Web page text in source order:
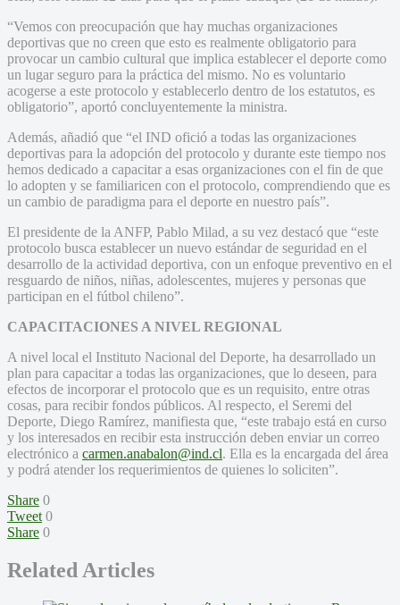
“Vemos con preocupación que hay muchas organizaciones
deportivas que no creen que esto es realmente obligatorio para
provocar un cambio cultural que implica establecer el deporte como
un lugar seguro para la práctica del mismo. No es voluntario
acogerse a este protocolo y establecerlo dentro de los estatutos, es
obligatorio”, aportó concluyentemente la ministra.
Además, añadió que “el IND ofició a todas las organizaciones
deportivas para la adopción del protocolo y durante este tiempo nos
hemos dedicado a capacitar a esas organizaciones con el fin de que
lo adopten y se familiaricen con el protocolo, comprendiendo que es
un cambio de paradigma para el deporte en nuestro país”.
El presidente de la ANFP, Pablo Milad, a su vez destacó que “este
protocolo busca establecer un nuevo estándar de seguridad en el
desarrollo de la actividad deportiva, con un enfoque preventivo en el
resguardo de niños, niñas, adolescentes, mujeres y personas que
participan en el fútbol chileno”.
CAPACITACIONES A NIVEL REGIONAL
A nivel local el Instituto Nacional del Deporte, ha desarrollado un
plan para capacitar a todas las organizaciones, que lo deseen, para
efectos de incorporar el protocolo que es un requisito, entre otras
cosas, para recibir fondos públicos. Al respecto, el Seremi del
Deporte, Diego Ramírez, manifiesta que, “este trabajo está en curso
y los interesados en recibir esta instrucción deben enviar un correo
electrónico a carmen.anabalon@ind.cl. Ella es la encargada del área
y podrá atender los requerimientos de quienes lo soliciten”.
Share 0
Tweet 0
Share 0
Related Articles